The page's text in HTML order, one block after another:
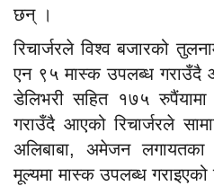
छन् ।
रिचार्जरले विश्व बजारको
एन ९५ मास्क उपलब्ध गराउँदै
डेलिभरी सहित १७५
गराउँदै आएको रिचार्जरले
अलिबाबा, अमेजन लगायतका
मूल्यमा मास्क उपलब्ध